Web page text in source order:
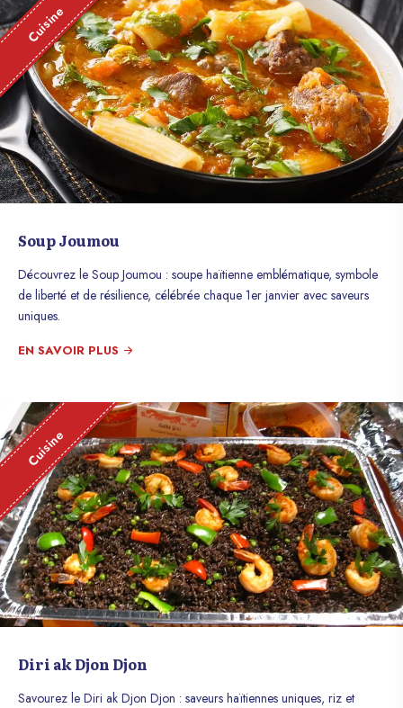
Cuisine
Soup Joumou
Découvrez le Soup Joumou : soupe haïtienne emblématique, symbole
de liberté et de résilience, célébrée chaque 1er janvier avec saveurs
uniques.
EN SAVOIR PLUS
Cuisine
Diri ak Djon Djon
Savourez le Diri ak Djon Djon : saveurs haïtiennes uniques, riz et